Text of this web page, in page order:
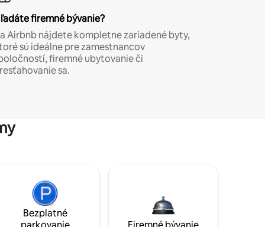
firemné bývanie?
Airbnb nájdete kompletne zariadené byty,
sú ideálne pre zamestnancov
firemné ubytovanie či
sa.
Bezplatné